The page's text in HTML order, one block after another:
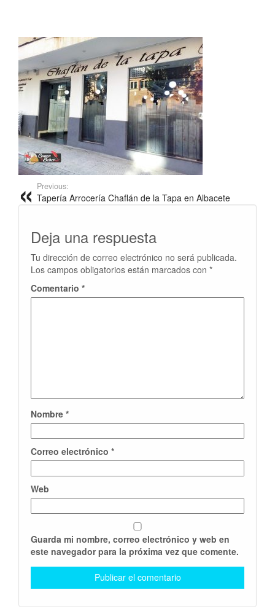
Previous:
Tapería Arrocería Chaflán de la Tapa en Albacete
Deja una respuesta
Tu dirección de correo electrónico no será publicada.
Los campos obligatorios están marcados con *
Comentario *
Nombre *
Correo electrónico *
Web
Guarda mi nombre, correo electrónico y web en
este navegador para la próxima vez que comente.